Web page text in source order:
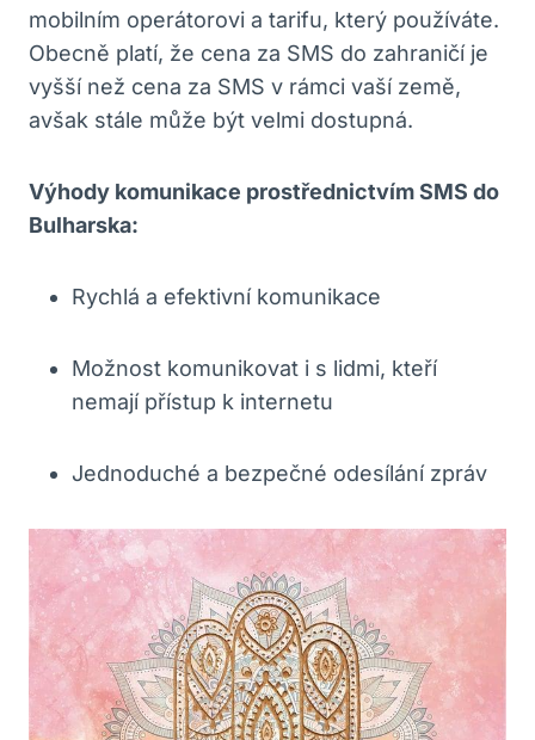
mobilním operátorovi a tarifu, který používáte.⁢
Obecně platí, že cena za ⁣SMS do zahraničí⁢ je
‌vyšší než cena za⁤ SMS v‍ rámci vaší ‍země,
avšak stále může být⁢ velmi dostupná.
Výhody komunikace ⁤prostřednictvím SMS do
Bulharska:
Rychlá⁣ a efektivní komunikace
Možnost komunikovat i s ⁣lidmi,⁤ kteří
nemají přístup k internetu
Jednoduché a bezpečné odesílání zpráv